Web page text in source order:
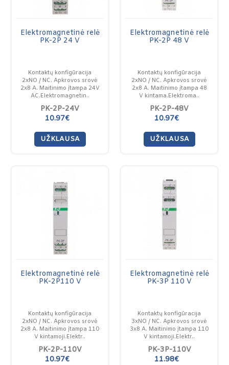
Elektromagnetinė relė
PK-2P 24 V
Kontaktų konfigūracija
2xNO / NC. Apkrovos srovė
2x8 A. Maitinimo įtampa 24V
AC.Elektromagnetin..
PK-2P-24V
10.97€
UŽKLAUSA
Elektromagnetinė relė
PK-2P 48 V
Kontaktų konfigūracija
2xNO / NC. Apkrovos srovė
2x8 A. Maitinimo įtampa 48
V kintama.Elektroma..
PK-2P-48V
10.97€
UŽKLAUSA
Elektromagnetinė relė
PK-2P110 V
Kontaktų konfigūracija
2xNO / NC. Apkrovos srovė
2x8 A. Maitinimo įtampa 110
V kintamoji.Elektr..
PK-2P-110V
10.97€
Elektromagnetinė relė
PK-3P 110 V
Kontaktų konfigūracija
3xNO / NC. Apkrovos srovė
3x8 A. Maitinimo įtampa 110
V kintamoji.Elektr..
PK-3P-110V
11.98€